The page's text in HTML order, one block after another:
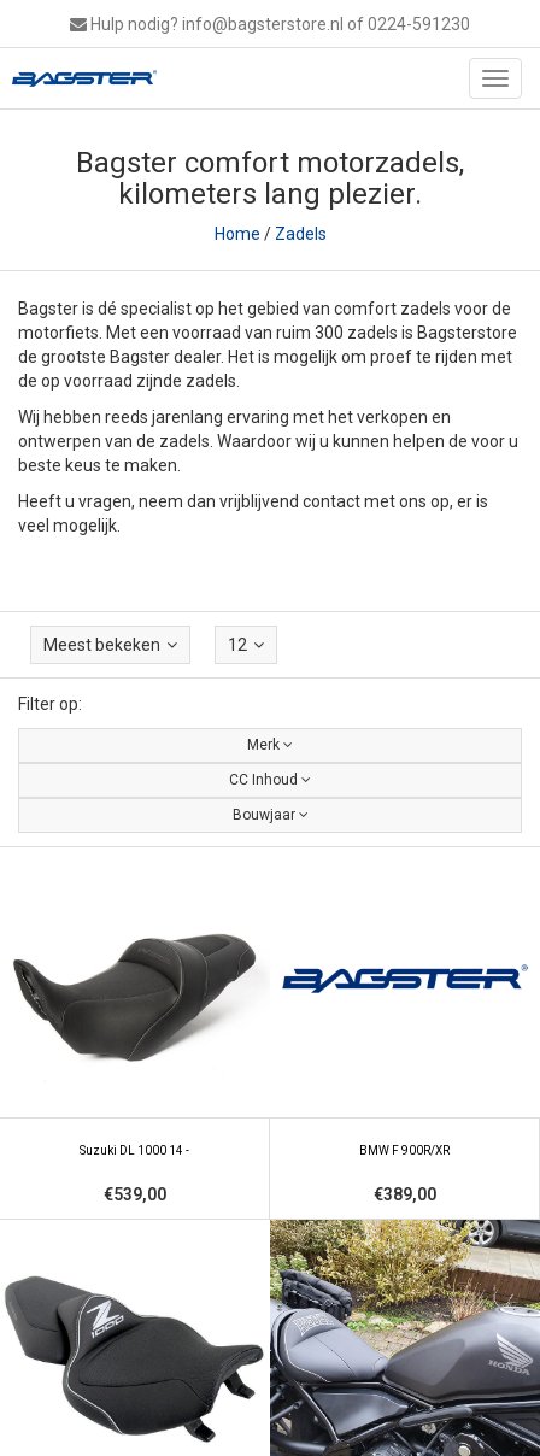
Hulp nodig? info@bagsterstore.nl of 0224-591230
Bagster comfort motorzadels,
kilometers lang plezier.
Home / Zadels
Bagster is dé specialist op het gebied van comfort zadels voor de
motorfiets. Met een voorraad van ruim 300 zadels is Bagsterstore
de grootste Bagster dealer. Het is mogelijk om proef te rijden met
de op voorraad zijnde zadels.
Wij hebben reeds jarenlang ervaring met het verkopen en
ontwerpen van de zadels. Waardoor wij u kunnen helpen de voor u
beste keus te maken.
Heeft u vragen, neem dan vrijblijvend contact met ons op, er is
veel mogelijk.
Meest bekeken 12
Filter op:
Merk
CC Inhoud
Bouwjaar
Suzuki DL 1000 14 -
€539,00
BMW F 900R/XR
€389,00